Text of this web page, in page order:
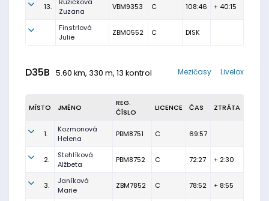
13.
Zuzana
VBM9353 C 108:46 + 40:15
Finstrlová
Julie
ZBM0552 C DISK
D35B 5.60 km, 330 m, 13 kontrol Livelox
Mezičasy
MÍSTO JMÉNO
REG.
ČÍSLO
LICENCE ČAS ZTRÁTA
1.
Kozmonová
Helena
PBM8751 C 69:57
2.
Stehlíková
Alžbeta
PBM8752 C 72:27 + 2:30
3.
Janíková
Marie
ZBM7852 C 78:52 + 8:55